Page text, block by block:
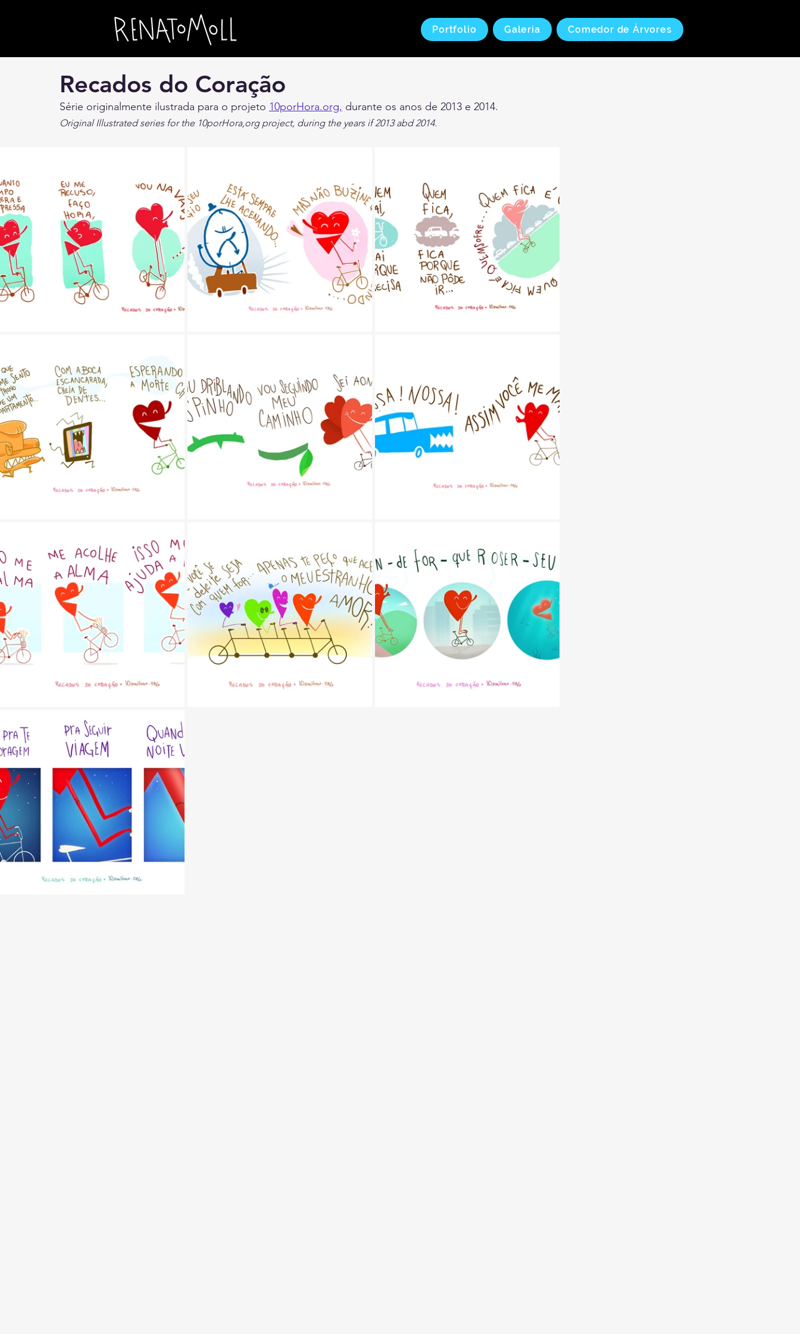
Portfolio Galeria Comedor de Árvores
Recados do Coração
Série originalmente ilustrada para o projeto 10porHora.org, durante os anos de 2013 e 2014.
Original Illustrated series for the 10porHora,org project, during the years if 2013 abd 2014.